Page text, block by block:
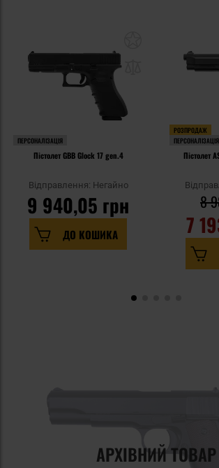
ПЕРСОНАЛІЗАЦІЯ
Пістолет GBB Glock 17 gen.4
Відправлення: Негайно
9 940,05 грн
ДО КОШИКА
РОЗПРОДАЖ
ПЕРСОНАЛІЗАЦІЯ
Пістолет
7
8
АРХІВНИЙ ТОВАР